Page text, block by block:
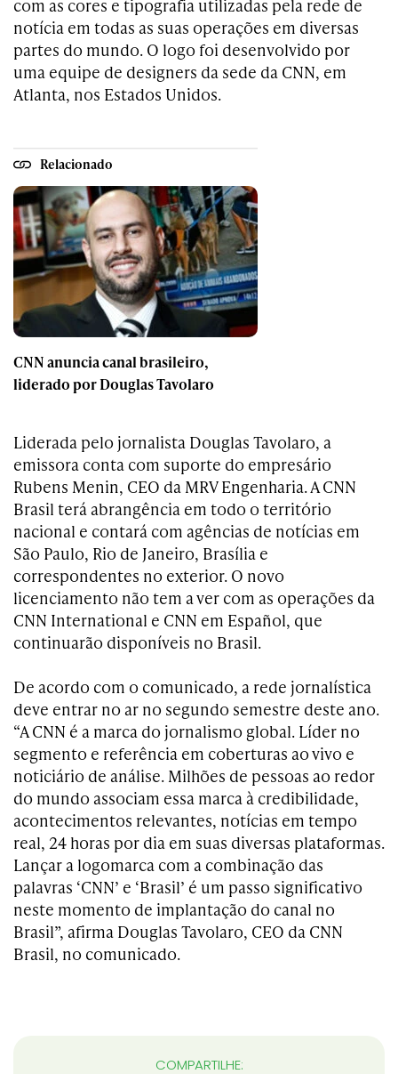
com as cores e tipografia utilizadas pela rede de
notícia em todas as suas operações em diversas
partes do mundo. O logo foi desenvolvido por
uma equipe de designers da sede da CNN, em
Atlanta, nos Estados Unidos.
Relacionado
CNN anuncia canal brasileiro,
liderado por Douglas Tavolaro
Liderada pelo jornalista Douglas Tavolaro, a
emissora conta com suporte do empresário
Rubens Menin, CEO da MRV Engenharia. A CNN
Brasil terá abrangência em todo o território
nacional e contará com agências de notícias em
São Paulo, Rio de Janeiro, Brasília e
correspondentes no exterior. O novo
licenciamento não tem a ver com as operações da
CNN International e CNN em Español, que
continuarão disponíveis no Brasil.
De acordo com o comunicado, a rede jornalística
deve entrar no ar no segundo semestre deste ano.
“A CNN é a marca do jornalismo global. Líder no
segmento e referência em coberturas ao vivo e
noticiário de análise. Milhões de pessoas ao redor
do mundo associam essa marca à credibilidade,
acontecimentos relevantes, notícias em tempo
real, 24 horas por dia em suas diversas plataformas.
Lançar a logomarca com a combinação das
palavras ‘CNN’ e ‘Brasil’ é um passo significativo
neste momento de implantação do canal no
Brasil”, afirma Douglas Tavolaro, CEO da CNN
Brasil, no comunicado.
COMPARTILHE: